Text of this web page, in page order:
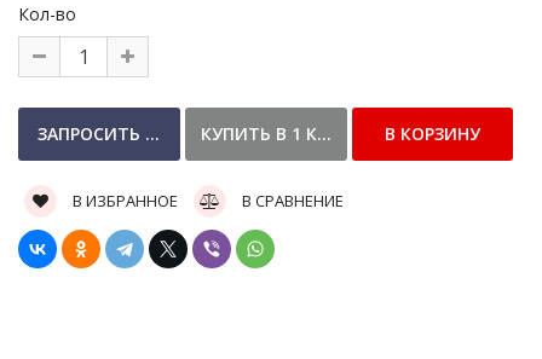
Кол-во
В ИЗБРАННОЕ В СРАВНЕНИЕ